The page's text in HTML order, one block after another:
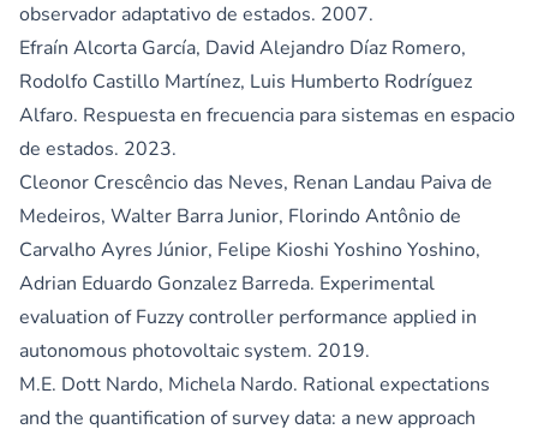
observador adaptativo de estados. 2007.
Efraín Alcorta García, David Alejandro Díaz Romero,
Rodolfo Castillo Martínez, Luis Humberto Rodríguez
Alfaro. Respuesta en frecuencia para sistemas en espacio
de estados. 2023.
Cleonor Crescêncio das Neves, Renan Landau Paiva de
Medeiros, Walter Barra Junior, Florindo Antônio de
Carvalho Ayres Júnior, Felipe Kioshi Yoshino Yoshino,
Adrian Eduardo Gonzalez Barreda. Experimental
evaluation of Fuzzy controller performance applied in
autonomous photovoltaic system. 2019.
M.E. Dott Nardo, Michela Nardo. Rational expectations
and the quantification of survey data: a new approach